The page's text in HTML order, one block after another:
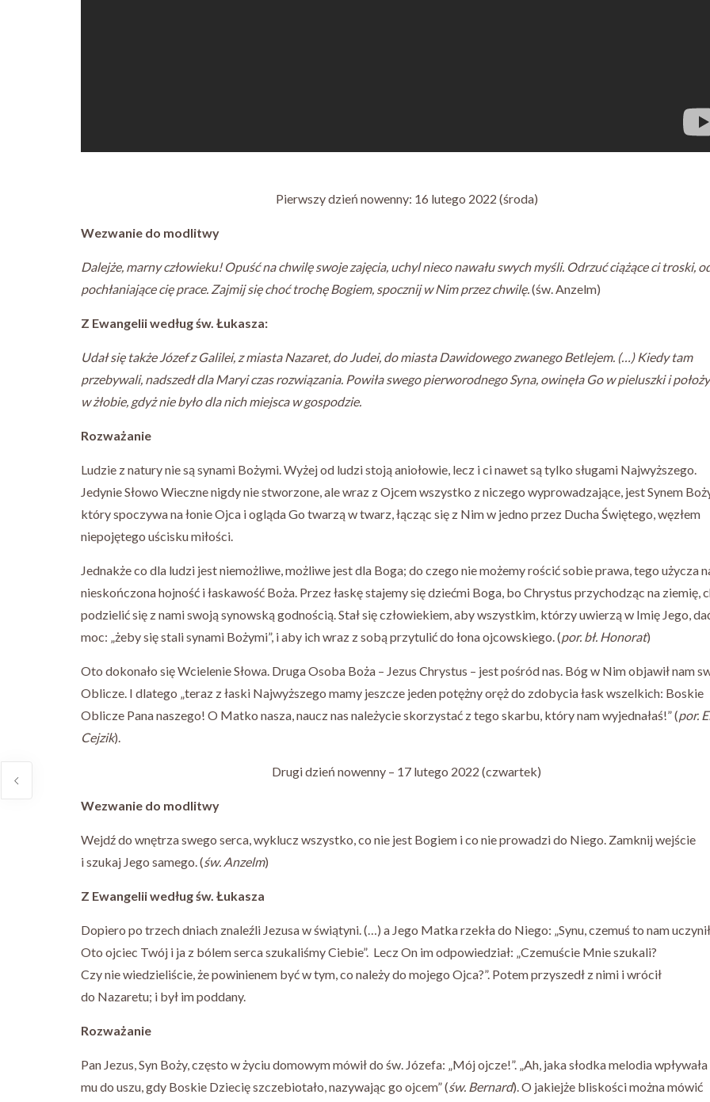
Pierwszy dzień nowenny: 16 lutego 2022 (środa)
Wezwanie do modlitwy
Dalejże, marny człowieku! Opuść na chwilę swoje zajęcia, uchyl nieco nawału swych myśli. Odrzuć ciążące ci troski,
pochłaniające cię prace. Zajmij się choć trochę Bogiem, spocznij w Nim przez chwilę.(św. Anzelm)
Z Ewangelii według św. Łukasza:
Udał się także Józef z Galilei, z miasta Nazaret, do Judei, do miasta Dawidowego zwanego Betlejem. (…) Kiedy tam
przebywali, nadszedł dla Maryi czas rozwiązania. Powiła swego pierworodnego Syna, owinęła Go w pieluszki i
w żłobie, gdyż nie było dla nich miejsca w gospodzie.
Rozważanie
Ludzie z natury nie są synami Bożymi. Wyżej od ludzi stoją aniołowie, lecz i ci nawet są tylko sługami Najwyższego.
Jedynie Słowo Wieczne nigdy nie stworzone, ale wraz z Ojcem wszystko z niczego wyprowadzające, jest Synem
który spoczywa na łonie Ojca i ogląda Go twarzą w twarz, łącząc się z Nim w jedno przez Ducha Świętego, węzłem
niepojętego uścisku miłości.
Jednakże co dla ludzi jest niemożliwe, możliwe jest dla Boga; do czego nie możemy rościć sobie prawa, tego użycza
nieskończona hojność i łaskawość Boża. Przez łaskę stajemy się dziećmi Boga, bo Chrystus przychodząc na ziemię,
podzielić się z nami swoją synowską godnością. Stał się człowiekiem, aby wszystkim, którzy uwierzą w Imię Jego,
moc: „żeby się stali synami Bożymi”, i aby ich wraz z sobą przytulić do łona ojcowskiego. (por. bł. Honorat)
Oto dokonało się Wcielenie Słowa. Druga Osoba Boża – Jezus Chrystus – jest pośród nas. Bóg w Nim objawił nam
Oblicze. I dlatego „teraz z łaski Najwyższego mamy jeszcze jeden potężny oręż do zdobycia łask wszelkich: Boskie
Oblicze Pana naszego! O Matko nasza, naucz nas należycie skorzystać z tego skarbu, który nam wyjednałaś!” (por.
Cejzik).
Drugi dzień nowenny – 17 lutego 2022 (czwartek)
Wezwanie do modlitwy
Wejdź do wnętrza swego serca, wyklucz wszystko, co nie jest Bogiem i co nie prowadzi do Niego. Zamknij wejście
i szukaj Jego samego. (św. Anzelm)
Z Ewangelii według św. Łukasza
Dopiero po trzech dniach znaleźli Jezusa w świątyni. (…) a Jego Matka rzekła do Niego: „Synu, czemuś to nam
Oto ojciec Twój i ja z bólem serca szukaliśmy Ciebie”. Lecz On im odpowiedział: „Czemuście Mnie szukali?
Czy nie wiedzieliście, że powinienem być w tym, co należy do mojego Ojca?”. Potem przyszedł z nimi i wrócił
do Nazaretu; i był im poddany.
Rozważanie
Pan Jezus, Syn Boży, często w życiu domowym mówił do św. Józefa: „Mój ojcze!”. „Ah, jaka słodka melodia wpływała
mu do uszu, gdy Boskie Dziecię szczebiotało, nazywając go ojcem” (św. Bernard). O jakiejże bliskości można mówić